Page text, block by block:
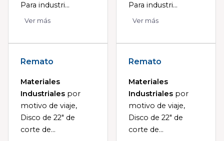
Para industri...
Ver más
Para industri...
Ver más
Remato
Materiales
Industriales por
motivo de viaje,
Disco de 22" de
corte de...
Remato
Materiales
Industriales por
motivo de viaje,
Disco de 22" de
corte de...